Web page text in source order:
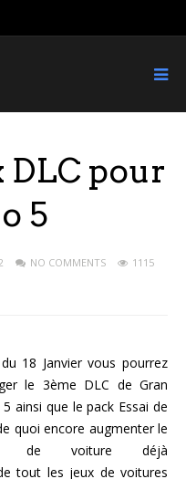
DLC pour
5
NO COMMENTS
1115
18 Janvier vous pourrez
le 3ème DLC de Gran
ainsi que le pack Essai de
quoi encore augmenter le
de voiture déjà
tout les jeux de voitures